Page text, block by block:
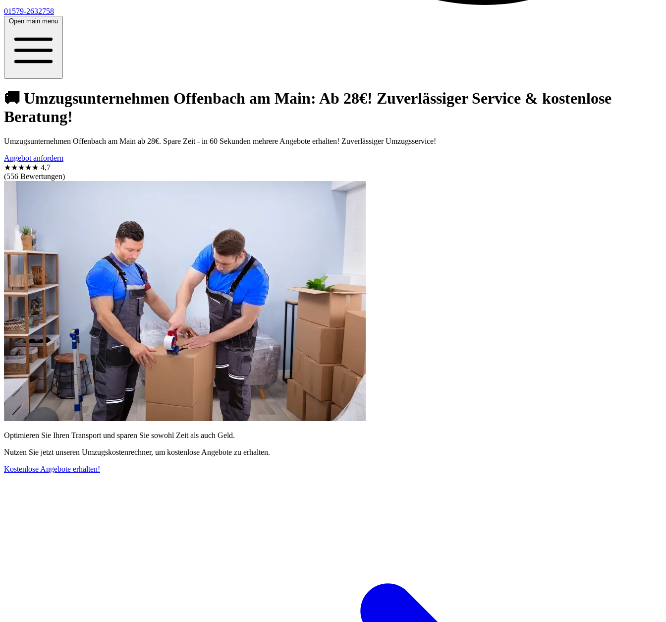
01579-2632758
Open main menu
🚚 Umzugsunternehmen Offenbach am Main: Ab 28€! Zuverlässiger Service & kostenlose
Beratung!
Umzugsunternehmen Offenbach am Main ab 28€. Spare Zeit - in 60 Sekunden mehrere Angebote erhalten! Zuverlässiger Umzugsservice!
Angebot anfordern
★★★★★ 4,7
(556 Bewertungen)
Optimieren Sie Ihren Transport und sparen Sie sowohl Zeit als auch Geld.
Nutzen Sie jetzt unseren Umzugskostenrechner, um kostenlose Angebote zu erhalten.
Kostenlose Angebote erhalten!